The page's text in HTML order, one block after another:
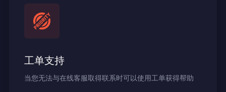
工单支持
当您无法与在线客服取得联系时可以使用工单获得帮助